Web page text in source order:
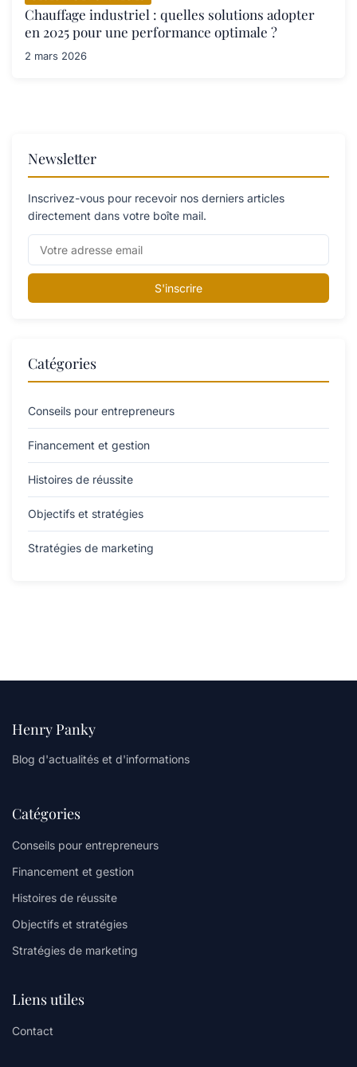
Chauffage industriel : quelles solutions adopter
en 2025 pour une performance optimale ?
2 mars 2026
Newsletter
Inscrivez-vous pour recevoir nos derniers articles
directement dans votre boîte mail.
S'inscrire
Catégories
Conseils pour entrepreneurs
Financement et gestion
Histoires de réussite
Objectifs et stratégies
Stratégies de marketing
Henry Panky
Blog d'actualités et d'informations
Catégories
Conseils pour entrepreneurs
Financement et gestion
Histoires de réussite
Objectifs et stratégies
Stratégies de marketing
Liens utiles
Contact